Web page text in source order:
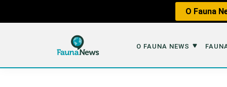
O Fauna
O FAUNA NEWS